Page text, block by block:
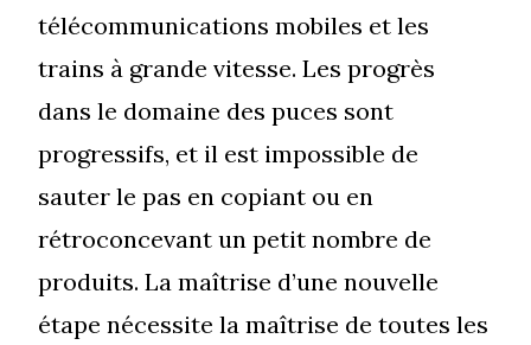
télécommunications mobiles et les
trains à grande vitesse. Les progrès
dans le domaine des puces sont
progressifs, et il est impossible de
sauter le pas en copiant ou en
rétroconcevant un petit nombre de
produits. La maîtrise d’une nouvelle
étape nécessite la maîtrise de toutes les